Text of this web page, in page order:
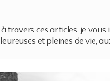
ces articles, je
et pleines de vie,